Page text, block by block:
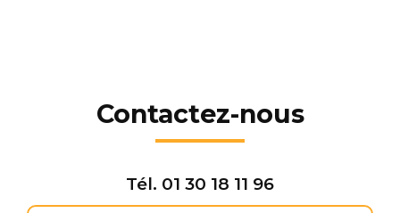
Contactez-nous
Tél. 01 30 18 11 96